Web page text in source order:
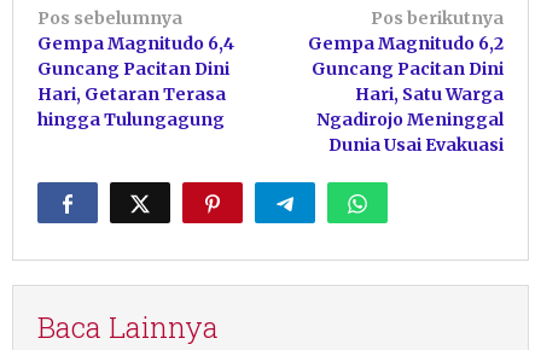
Navigasi
pos
Pos sebelumnya
Gempa Magnitudo 6,4
Guncang Pacitan Dini
Hari, Getaran Terasa
hingga Tulungagung
Pos berikutnya
Gempa Magnitudo 6,2
Guncang Pacitan Dini
Hari, Satu Warga
Ngadirojo Meninggal
Dunia Usai Evakuasi
Baca Lainnya